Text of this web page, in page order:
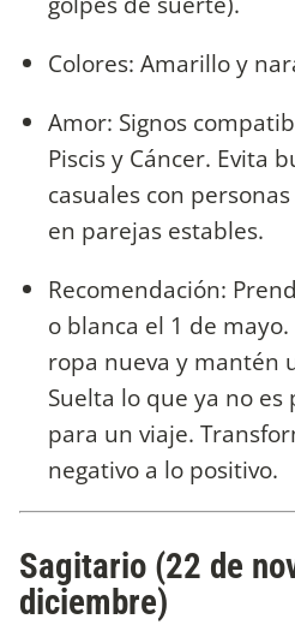
Colores: Amarillo y
Amor: Signos
Piscis y Cáncer. Evita
casuales con
en parejas estables.
Recomendación:
o blanca el 1 de
ropa nueva y mantén
Suelta lo que ya no
para un viaje.
negativo a lo positivo.
Sagitario (22 de
diciembre)